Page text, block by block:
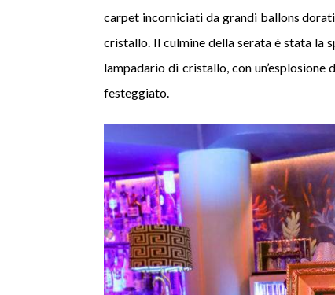
carpet incorniciati da grandi ballons
cristallo. Il culmine della serata è stata la
lampadario di cristallo, con
festeggiato.